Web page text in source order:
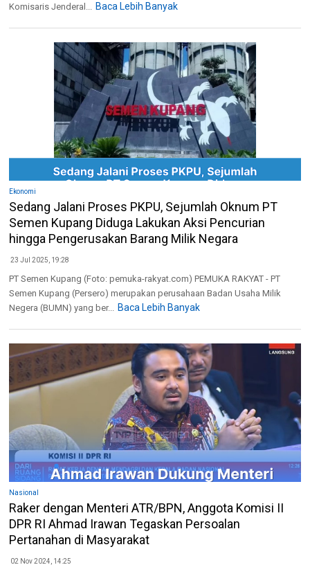
Komisaris Jenderal... Baca Lebih Banyak
Ekonomi
Sedang Jalani Proses PKPU, Sejumlah Oknum PT
Semen Kupang Diduga Lakukan Aksi Pencurian
hingga Pengerusakan Barang Milik Negara
23 Jul 2025, 19:28
PT Semen Kupang (Foto: pemuka-rakyat.com) PEMUKA RAKYAT - PT
Semen Kupang (Persero) merupakan perusahaan Badan Usaha Milik
Negera (BUMN) yang ber... Baca Lebih Banyak
Nasional
Raker dengan Menteri ATR/BPN, Anggota Komisi II
DPR RI Ahmad Irawan Tegaskan Persoalan
Pertanahan di Masyarakat
02 Nov 2024, 14:25